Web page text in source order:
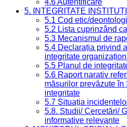
4.6 Autentificare
5. INTEGRITATE
5.1 Cod etic/
5.2 Lista cuprinzând
5.3 Mecanismul de
5.4 Declarația privind
integritate
5.5 Planul de
5.6 Raport narativ
măsurilor prevăzute
integritate
5.7 Situația
5.8. Studii/ Cercetări/
informative relevante